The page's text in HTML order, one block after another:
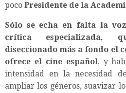
poco Presidente de la
Sólo se echa en falta la
crítica especializada,
diseccionado más a fondo el
ofrece el cine español, y
intensidad en la necesidad
ampliar los géneros, suavizar